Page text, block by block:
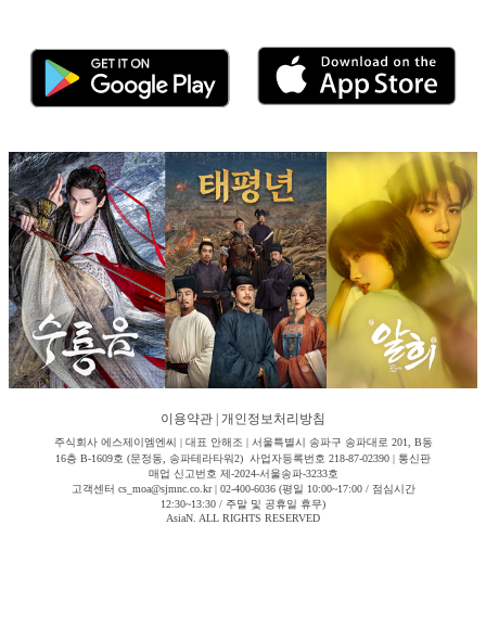
이용약관 개인정보처리방침
주식회사 에스제이엠엔씨 | 대표 안해조 | 서울특별시 송파구 송파대로 201, B동
16층 B-1609호 (문정동, 송파테라타워2) 사업자등록번호 218-87-02390 | 통신판
매업 신고번호 제-2024-서울송파-3233호
고객센터 cs_moa@sjmnc.co.kr | 02-400-6036 (평일 10:00~17:00 / 점심시간
12:30~13:30 / 주말 및 공휴일 휴무)
AsiaN. ALL RIGHTS RESERVED